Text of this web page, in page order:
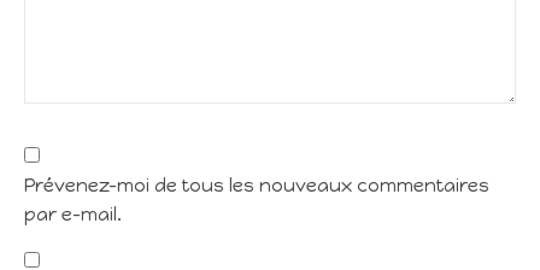
Prévenez-moi de tous les nouveaux commentaires
par e-mail.